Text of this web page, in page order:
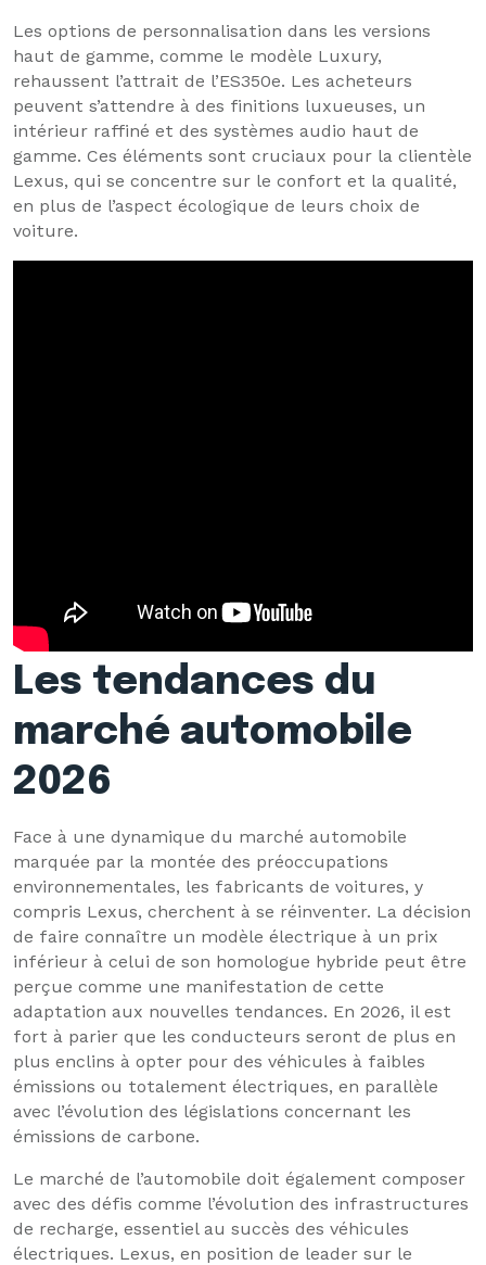
Les options de personnalisation dans les versions
haut de gamme, comme le modèle Luxury,
rehaussent l’attrait de l’ES350e. Les acheteurs
peuvent s’attendre à des finitions luxueuses, un
intérieur raffiné et des systèmes audio haut de
gamme. Ces éléments sont cruciaux pour la clientèle
Lexus, qui se concentre sur le confort et la qualité,
en plus de l’aspect écologique de leurs choix de
voiture.
Les tendances du
marché automobile
2026
Face à une dynamique du marché automobile
marquée par la montée des préoccupations
environnementales, les fabricants de voitures, y
compris Lexus, cherchent à se réinventer. La décision
de faire connaître un modèle électrique à un prix
inférieur à celui de son homologue hybride peut être
perçue comme une manifestation de cette
adaptation aux nouvelles tendances. En 2026, il est
fort à parier que les conducteurs seront de plus en
plus enclins à opter pour des véhicules à faibles
émissions ou totalement électriques, en parallèle
avec l’évolution des législations concernant les
émissions de carbone.
Le marché de l’automobile doit également composer
avec des défis comme l’évolution des infrastructures
de recharge, essentiel au succès des véhicules
électriques. Lexus, en position de leader sur le